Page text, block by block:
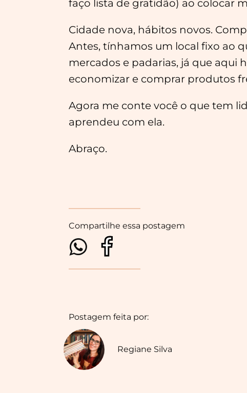
faço lista de gratidão) ao colocar
Cidade nova, hábitos novos.
Antes, tínhamos um local fixo ao
mercados e padarias, já que aqui
economizar e comprar produtos
Agora me conte você o que tem
aprendeu com ela.
Abraço.
Compartilhe essa postagem
Postagem feita por:
Regiane Silva